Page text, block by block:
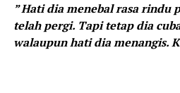
” Hati dia menebal rasa rindu
telah pergi. Tapi tetap dia
walaupun hati dia menangis.